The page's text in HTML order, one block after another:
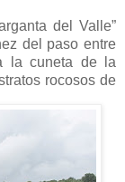
del Valle”
del paso entre
la cuneta de la
rocosos de